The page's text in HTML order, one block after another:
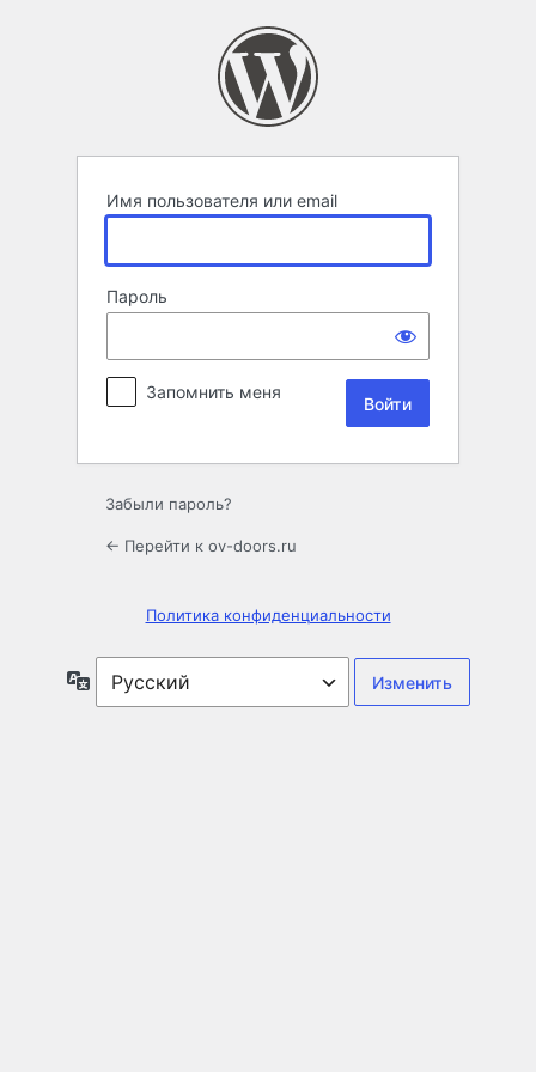
Имя пользователя или email
Пароль
Запомнить меня
Забыли пароль?
← Перейти к ov-doors.ru
Политика конфиденциальности
Язык